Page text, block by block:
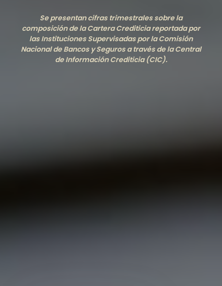
Se presentan cifras trimestrales sobre la
composición de la Cartera Crediticia reportada por
las Instituciones Supervisadas por la Comisión
Nacional de Bancos y Seguros a través de la Central
de Información Crediticia (CIC).